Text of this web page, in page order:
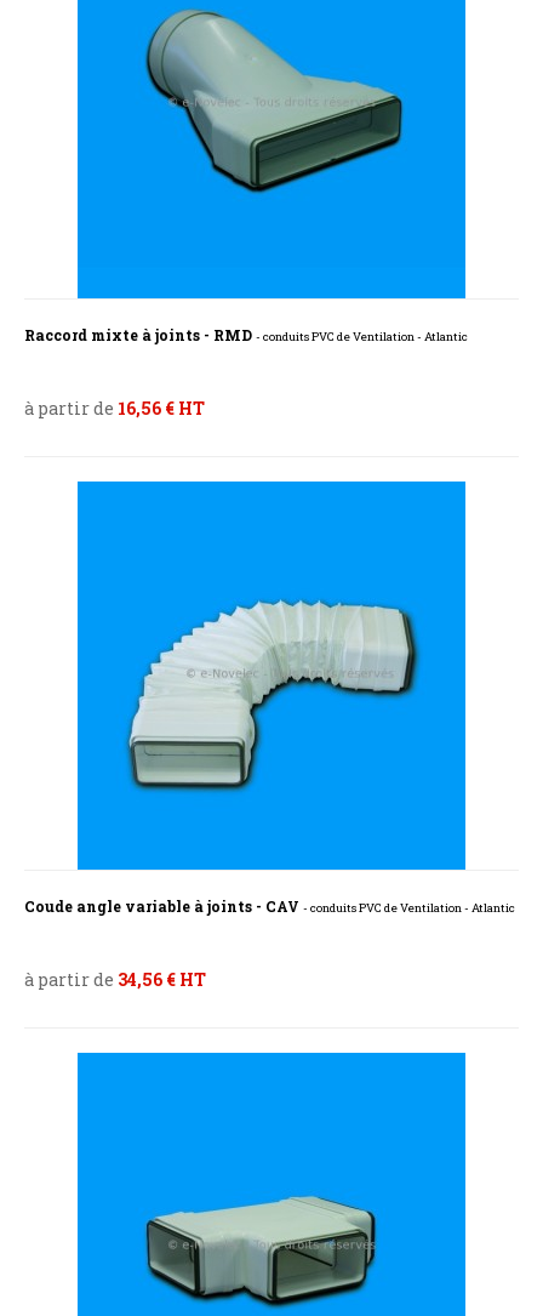
Raccord mixte à joints - RMD - conduits PVC de Ventilation - Atlantic
à partir de 16,56 € HT
Coude angle variable à joints - CAV - conduits PVC de Ventilation - Atlantic
à partir de 34,56 € HT